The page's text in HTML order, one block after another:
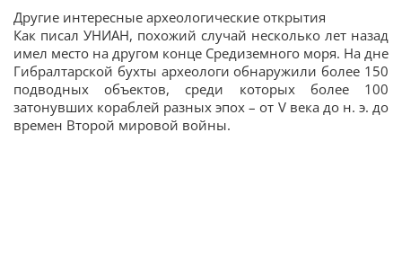
Другие интересные археологические открытия
Как писал УНИАН, похожий случай несколько лет назад
имел место на другом конце Средиземного моря. На дне
Гибралтарской бухты археологи обнаружили более 150
подводных объектов, среди которых более 100
затонувших кораблей разных эпох – от V века до н. э. до
времен Второй мировой войны.